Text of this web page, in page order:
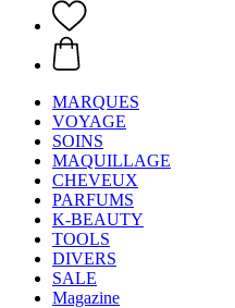
MARQUES
VOYAGE
SOINS
MAQUILLAGE
CHEVEUX
PARFUMS
K-BEAUTY
TOOLS
DIVERS
SALE
Magazine